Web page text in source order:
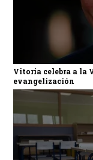
Vitoria celebra a la
evangelización